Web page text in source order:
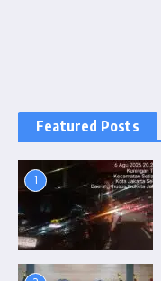
Featured Posts
1